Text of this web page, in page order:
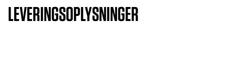
LEVERINGSOPLYSNINGER